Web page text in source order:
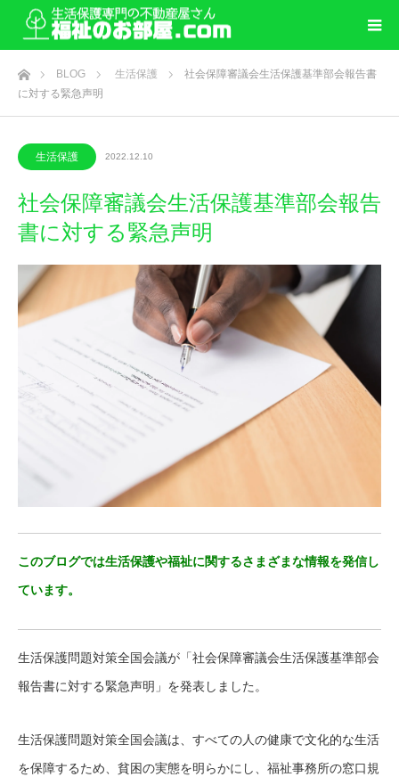
ホームBLOG 生活保護
社会保障審議会生活保護基準部会報告書
に対する緊急声明
生活保護 2022.12.10
社会保障審議会生活保護基準部会報告
書に対する緊急声明
このブログでは生活保護や福祉に関するさまざまな情報を発信し
ています。
生活保護問題対策全国会議が「社会保障審議会生活保護基準部会
報告書に対する緊急声明」を発表しました。
生活保護問題対策全国会議は、すべての人の健康で文化的な生活
を保障するため、貧困の実態を明らかにし、福祉事務所の窓口規